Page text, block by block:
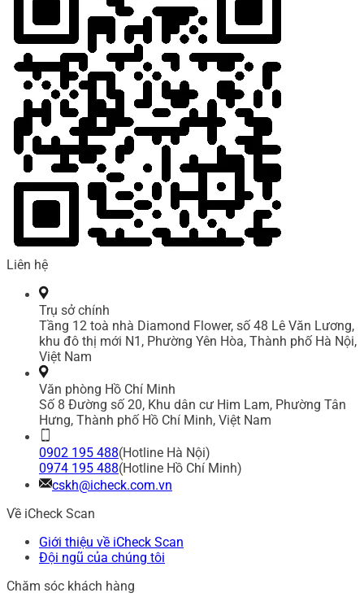
Liên hệ
Trụ sở chính
Tầng 12 toà nhà Diamond Flower, số 48 Lê Văn Lương,
khu đô thị mới N1, Phường Yên Hòa, Thành phố Hà Nội,
Việt Nam
Văn phòng Hồ Chí Minh
Số 8 Đường số 20, Khu dân cư Him Lam, Phường Tân
Hưng, Thành phố Hồ Chí Minh, Việt Nam
0902 195 488(Hotline Hà Nội)
0974 195 488(Hotline Hồ Chí Minh)
cskh@icheck.com.vn
Về iCheck Scan
Giới thiệu về iCheck Scan
Đội ngũ của chúng tôi
Chăm sóc khách hàng